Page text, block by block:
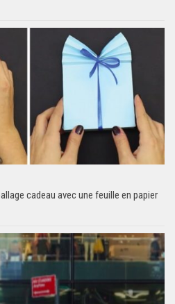
cadeau avec une feuille en papier